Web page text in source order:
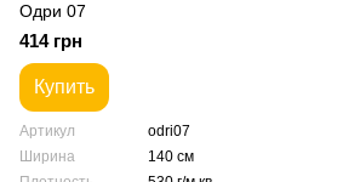
Одри 07
414 грн
Купить
Артикул
odri07
Ширина
140 см